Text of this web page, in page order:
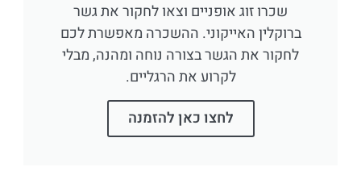
שכרו זוג אופניים וצאו לחקור את גשר
ברוקלין האייקוני. ההשכרה מאפשרת לכם
לחקור את הגשר בצורה נוחה ומהנה, מבלי
לקרוע את הרגליים.
לחצו כאן להזמנה